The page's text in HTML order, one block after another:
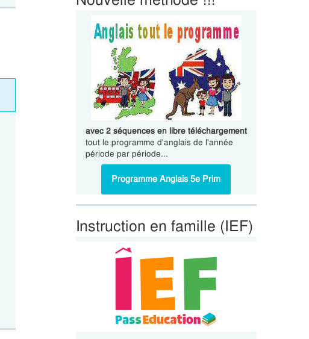
avec 2 séquences en libre téléchargement
tout le programme d'anglais de l'année
période par période...
Programme Anglais 5e Prim
Instruction en famille (IEF)